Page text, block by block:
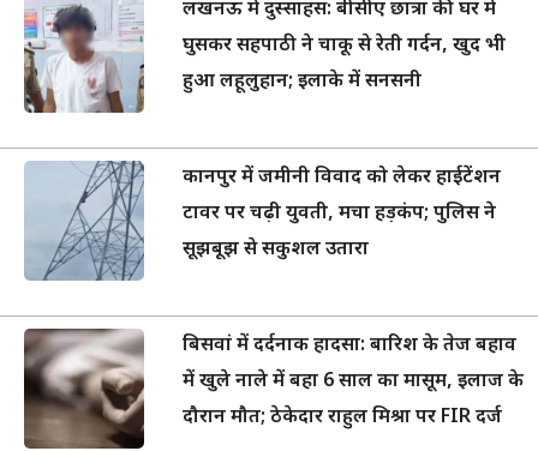
लखनऊ में दुस्साहस: बीसीए छात्रा की घर में
घुसकर सहपाठी ने चाकू से रेती गर्दन, खुद भी
हुआ लहूलुहान; इलाके में सनसनी
कानपुर में जमीनी विवाद को लेकर हाईटेंशन
टावर पर चढ़ी युवती, मचा हड़कंप; पुलिस ने
सूझबूझ से सकुशल उतारा
बिसवां में दर्दनाक हादसा: बारिश के तेज बहाव
में खुले नाले में बहा 6 साल का मासूम, इलाज के
दौरान मौत; ठेकेदार राहुल मिश्रा पर FIR दर्ज